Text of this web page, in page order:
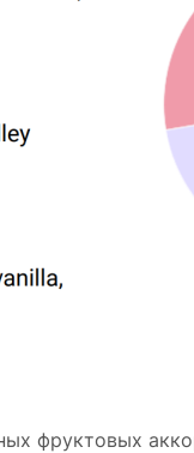
фруктовых